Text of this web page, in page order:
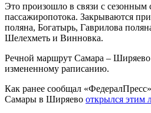
Это произошло в связи с
пассажиропотока. Закрываются
поляна, Богатырь, Гаврилова
Шелехметь и Винновка.
Речной маршрут Самара – Ширяево
измененному раписанию.
Как ранее сообщал
Самары в Ширяево открылся этим